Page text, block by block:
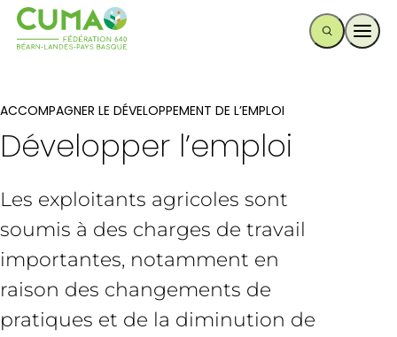
ACCOMPAGNER LE DÉVELOPPEMENT DE L’EMPLOI
Développer l’emploi
Les exploitants agricoles sont
soumis à des charges de travail
importantes, notamment en
raison des changements de
pratiques et de la diminution de